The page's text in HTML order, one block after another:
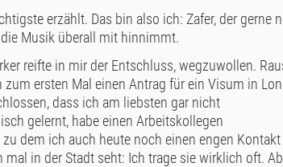
erzählt. Das bin also ich: Zafer, der gerne
Musik überall mit hinnimmt.
reifte in mir der Entschluss, wegzuwollen.
ersten Mal einen Antrag für ein Visum in
dass ich am liebsten gar nicht
gelernt, habe einen Arbeitskollegen
dem ich auch heute noch einen engen Kontakt
in der Stadt seht: Ich trage sie wirklich oft.